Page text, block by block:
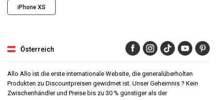
iPhone XS
Österreich
Allo Allo ist die erste internationale Website, die generalüberholten
Produkten zu Discountpreisen gewidmet ist. Unser Geheimnis ? Kein
Zwischenhändler und Preise bis zu 30 % günstiger als der